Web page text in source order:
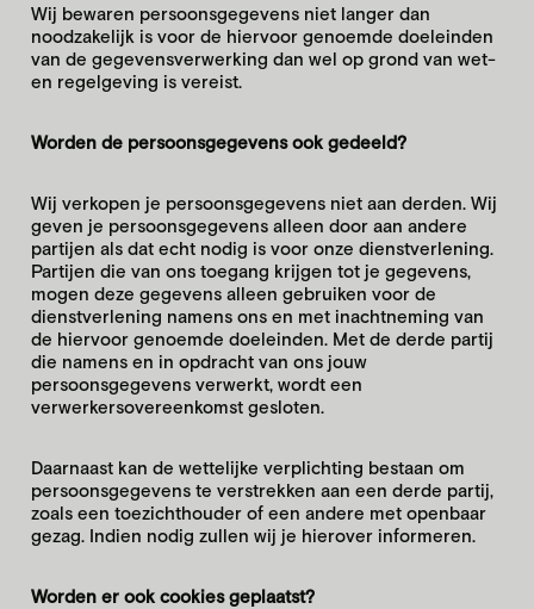
Wij bewaren persoonsgegevens niet langer dan
noodzakelijk is voor de hiervoor genoemde doeleinden
van de gegevensverwerking dan wel op grond van wet-
en regelgeving is vereist.
Worden de persoonsgegevens ook gedeeld?
Wij verkopen je persoonsgegevens niet aan derden. Wij
geven je persoonsgegevens alleen door aan andere
partijen als dat echt nodig is voor onze dienstverlening.
Partijen die van ons toegang krijgen tot je gegevens,
mogen deze gegevens alleen gebruiken voor de
dienstverlening namens ons en met inachtneming van
de hiervoor genoemde doeleinden. Met de derde partij
die namens en in opdracht van ons jouw
persoonsgegevens verwerkt, wordt een
verwerkersovereenkomst gesloten.
Daarnaast kan de wettelijke verplichting bestaan om
persoonsgegevens te verstrekken aan een derde partij,
zoals een toezichthouder of een andere met openbaar
gezag. Indien nodig zullen wij je hierover informeren.
Worden er ook cookies geplaatst?